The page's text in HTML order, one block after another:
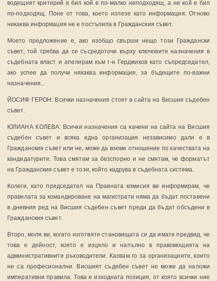
водещият критерий е бил кой е по-малко неподходящ, а не кой е бил
по-подходящ. Поне от това, което излезе като информация. Отново
никаква информация не е постъпила в Гражданския съвет.
Моето предложение е, ако изобщо свърши нещо този Граждански
съвет, той трябва да се съсредоточи върху ключовите назначения в
съдебната власт и апелирам към г-н Герджиков като съпредседател,
ако успее да получи някаква информация, за бъдещите по-важни
назначения...
ЙОСИФ ГЕРОН: Всички назначения стоят в сайта на Висшия съдебен
съвет.
ЮЛИАНА КОЛЕВА: Всички назначения са качени на сайта на Висшия
съдебен съвет и всяка една организация независимо дали е в
Гражданския съвет или не, може да вземе отношение по качествата на
кандидатурите. Това смятам за безспорно и не смятам, че форматът
на Гражданския съвет е този, който кадрува в съдебната система.
Колеги, като председател на Правната комисия ви информирам, че
правилата за командироване на магистрати няма да бъдат поставени
в дневния ред на Висшия съдебен съвет преди да бъдат обсъдени в
Гражданския съвет.
Второ, моля ви, когато изготвяте становищата си да имате предвид, че
това е дейност, която е изцяло и напълно в правомощията на
административните ръководители. Казвам го за организациите, които
не са професионални. Висшият съдебен съвет не може да наложи
императивни правила. Това е изходната позиция, от която всички ние